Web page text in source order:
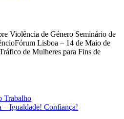
Violência de Género Seminário de
Lisboa – 14 de Maio de
de Mulheres para Fins de
Trabalho
– Igualdade! Confiança!